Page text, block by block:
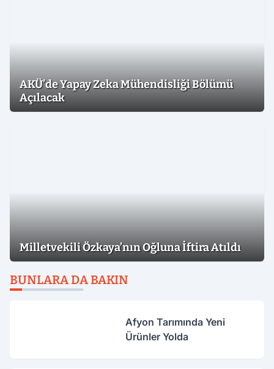
AKÜ’de Yapay Zeka Mühendisliği Bölümü
Açılacak
Milletvekili Özkaya’nın Oğluna İftira Atıldı
BUNLARA DA BAKIN
Afyon Tarımında Yeni
Ürünler Yolda